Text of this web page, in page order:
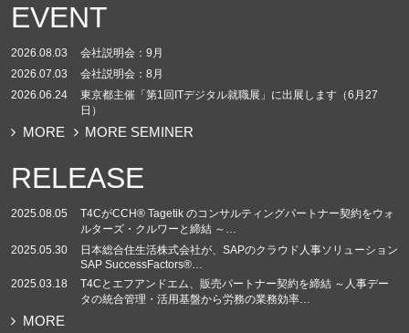
EVENT
2026.08.03
会社説明会：9月
2026.07.03
会社説明会：8月
2026.06.24
東京都主催「第1回ITデジタル就職展」に出展します（6月27
日）
MORE MORE SEMINER
RELEASE
2025.08.05
T4CがCCH® Tagetik のコンサルティングパートナー契約をウォ
ルターズ・クルワーと締結 ～…
2025.05.30
日本総合住生活株式会社が、SAPのクラウド人事ソリューション
SAP SuccessFactors®…
2025.03.18
T4Cとエフアンドエム、販売パートナー契約を締結 ～人事デー
タの統合管理・活用基盤から労務の業務効率…
MORE